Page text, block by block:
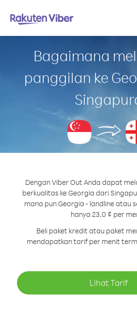
Bagaimana
panggilan ke
Dengan Viber Out Anda dapat
berkualitas ke Georgia dari
mana pun Georgia - landline atau
hanya 23.0 ¢ per
Beli paket kredit atau paket
mendapatkan tarif per menit
Lihat Tarif